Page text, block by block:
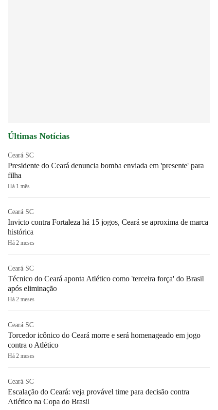
Últimas Notícias
Ceará SC
Presidente do Ceará denuncia bomba enviada em 'presente' para
filha
Há 1 mês
Ceará SC
Invicto contra Fortaleza há 15 jogos, Ceará se aproxima de marca
histórica
Há 2 meses
Ceará SC
Técnico do Ceará aponta Atlético como 'terceira força' do Brasil
após eliminação
Há 2 meses
Ceará SC
Torcedor icônico do Ceará morre e será homenageado em jogo
contra o Atlético
Há 2 meses
Ceará SC
Escalação do Ceará: veja provável time para decisão contra
Atlético na Copa do Brasil